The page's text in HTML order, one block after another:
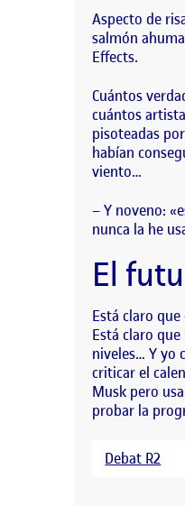
Aspecto de
salmón
Effects.
Cuántos
cuántos
pisoteadas
habían
viento…
– Y noveno:
nunca la he
El
Está claro
Está claro
niveles… Y yo
criticar el
Musk pero
probar la
Debat R2